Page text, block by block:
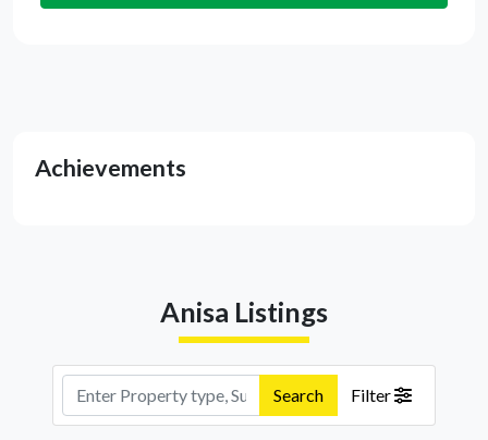
Achievements
Anisa Listings
Search Filter